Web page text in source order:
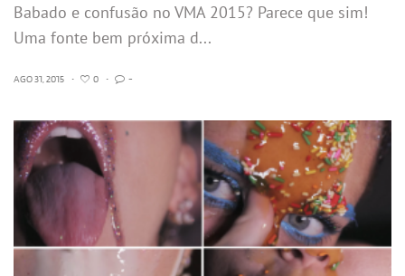
Babado e confusão no VMA 2015? Parece que sim!
Uma fonte bem próxima d...
AGO 31, 2015 • 0 • -